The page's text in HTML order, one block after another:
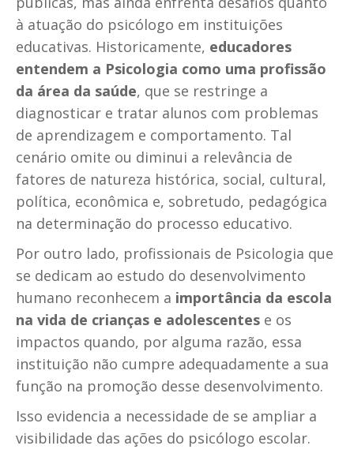
à atuação do psicólogo em instituições
educativas. Historicamente, educadores
entendem a Psicologia como uma profissão
da área da saúde, que se restringe a
diagnosticar e tratar alunos com problemas
de aprendizagem e comportamento. Tal
cenário omite ou diminui a relevância de
fatores de natureza histórica, social, cultural,
política, econômica e, sobretudo, pedagógica
na determinação do processo educativo.
Por outro lado, profissionais de Psicologia que
se dedicam ao estudo do desenvolvimento
humano reconhecem a importância da escola
na vida de crianças e adolescentes e os
impactos quando, por alguma razão, essa
instituição não cumpre adequadamente a sua
função na promoção desse desenvolvimento.
Isso evidencia a necessidade de se ampliar a
visibilidade das ações do psicólogo escolar.